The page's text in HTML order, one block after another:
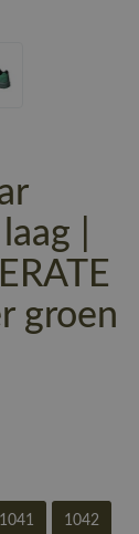
|
groen
1041 1042